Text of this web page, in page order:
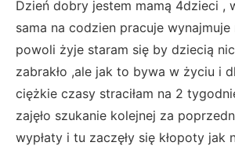
Dzień dobry jestem mamą 4dzieci ,
sama na codzien pracuje wynajmuje
powoli żyje staram się by dziecią
zabrakło ,ale jak to bywa w życiu i
ciężkie czasy straciłam na 2
zajęło szukanie kolejnej za
wypłaty i tu zaczęły się kłopoty jak